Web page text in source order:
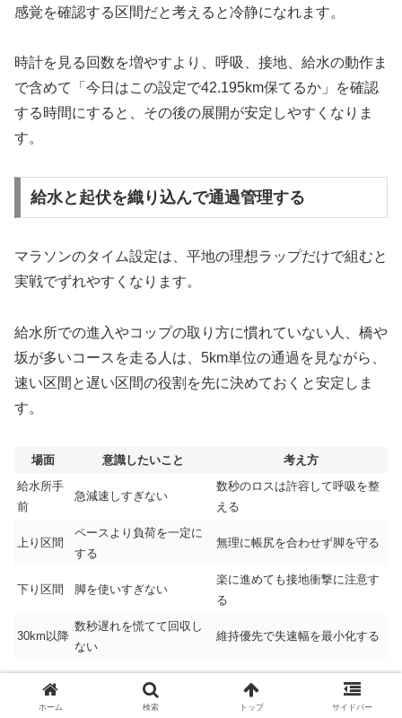
感覚を確認する区間だと考えると冷静になれます。
時計を見る回数を増やすより、呼吸、接地、給水の動作ま
で含めて「今日はこの設定で42.195km保てるか」を確認
する時間にすると、その後の展開が安定しやすくなりま
す。
給水と起伏を織り込んで通過管理する
マラソンのタイム設定は、平地の理想ラップだけで組むと
実戦でずれやすくなります。
給水所での進入やコップの取り方に慣れていない人、橋や
坂が多いコースを走る人は、5km単位の通過を見ながら、
速い区間と遅い区間の役割を先に決めておくと安定しま
す。
場面 意識したいこと
考え方
給水所手
前
急減速しすぎない
数秒のロスは許容して呼吸を整
える
上り区間
ペースより負荷を一定に
する
無理に帳尻を合わせず脚を守る
下り区間 脚を使いすぎない
楽に進めても接地衝撃に注意す
る
30km以降
数秒遅れを慌てて回収し
ない
維持優先で失速幅を最小化する
GarminのPaceProのようにコースや勾配を踏まえて配分
ホーム 検索 トップ サイドバー